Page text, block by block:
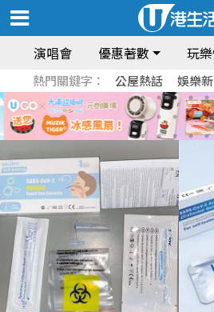
演唱會 優惠著數 玩
熱門關鍵字： 公屋熱話 娛樂